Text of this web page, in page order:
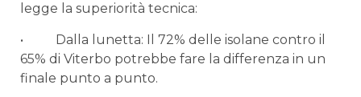
legge la superiorità tecnica:
• Dalla lunetta: Il 72% delle isolane contro il
65% di Viterbo potrebbe fare la differenza in un
finale punto a punto.